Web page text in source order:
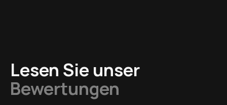
Lesen Sie unser
Bewertungen